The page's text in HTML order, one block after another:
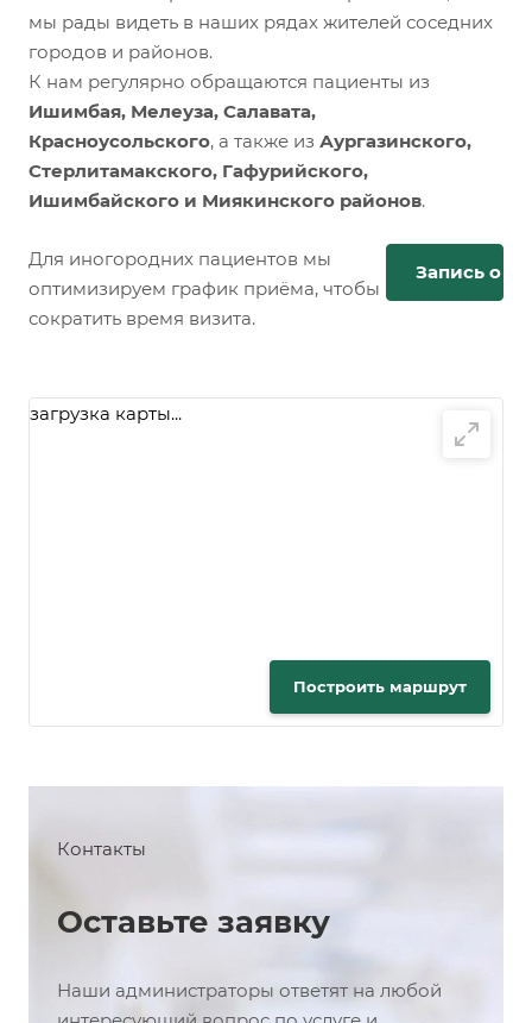
мы рады видеть в наших рядах жителей соседних
городов и районов.
К нам регулярно обращаются пациенты из
Ишимбая, Мелеуза, Салавата,
Красноусольского, а также из Аургазинского,
Стерлитамакского, Гафурийского,
Ишимбайского и Миякинского районов.
Для иногородних пациентов мы
оптимизируем график приёма, чтобы
сократить время визита.
Запись
загрузка карты...
Построить маршрут
Контакты
Оставьте заявку
Наши администраторы ответят на любой